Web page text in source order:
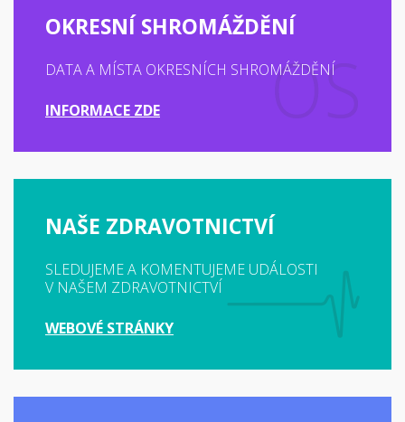
OKRESNÍ SHROMÁŽDĚNÍ
DATA A MÍSTA OKRESNÍCH SHROMÁŽDĚNÍ
INFORMACE ZDE
NAŠE ZDRAVOTNICTVÍ
SLEDUJEME A KOMENTUJEME UDÁLOSTI
V NAŠEM ZDRAVOTNICTVÍ
WEBOVÉ STRÁNKY